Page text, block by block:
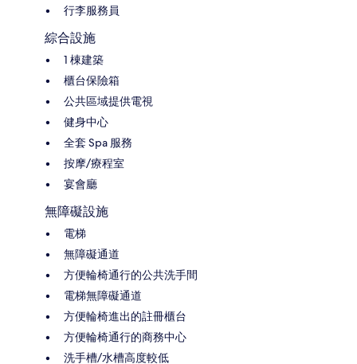
行李服務員
綜合設施
1 棟建築
櫃台保險箱
公共區域提供電視
健身中心
全套 Spa 服務
按摩/療程室
宴會廳
無障礙設施
電梯
無障礙通道
方便輪椅通行的公共洗手間
電梯無障礙通道
方便輪椅進出的註冊櫃台
方便輪椅通行的商務中心
洗手槽/水槽高度較低